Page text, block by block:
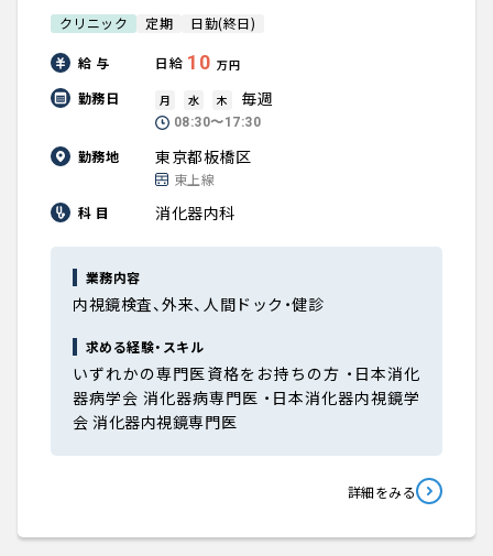
クリニック 定期 日勤(終日)
給 与 日給 10 万円
勤務日 月 水 木 毎週
08:30〜17:30
勤務地 東京都板橋区
東上線
科 目
消化器内科
業務内容
内視鏡検査、外来、人間ドック・健診
求める経験・スキル
いずれかの専門医資格をお持ちの方 ・日本消化
器病学会 消化器病専門医 ・日本消化器内視鏡学
会 消化器内視鏡専門医
詳細をみる